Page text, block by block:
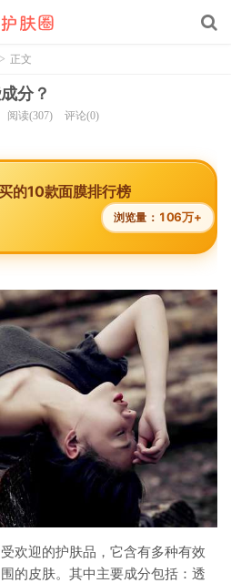
> 正文
分？
阅读(307) 评论(0)
的10款面膜排行榜
浏览量： 106万+
欢迎的护肤品，它含有多种有效
的皮肤。其中主要成分包括：透